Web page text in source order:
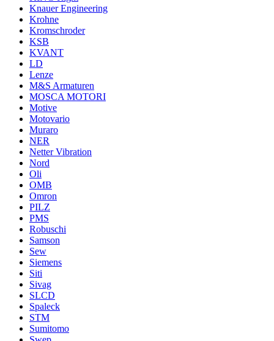
Knauer Engineering
Krohne
Kromschroder
KSB
KVANT
LD
Lenze
M&S Armaturen
MOSCA MOTORI
Motive
Motovario
Muraro
NER
Netter Vibration
Nord
Oli
OMB
Omron
PILZ
PMS
Robuschi
Samson
Sew
Siemens
Siti
Sivag
SLCD
Spaleck
STM
Sumitomo